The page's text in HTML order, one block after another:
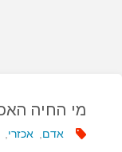
מי החיה
אדם אכזרי